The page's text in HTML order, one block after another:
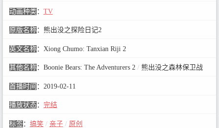
动画种类 ： TV
原版名称： 熊出没之探险日记2
英文名称： Xiong Chumo: Tanxian Riji 2
其他名称： Boonie Bears: The Adventurers 2 /熊出没之森林保卫战
首播时间 ： 2019-02-11
播放状态： 完结
标签： 搞笑 / 亲子 / 原创